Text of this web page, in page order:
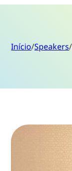
Início/Speakers/